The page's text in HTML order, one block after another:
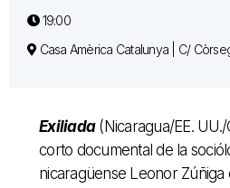
19:00
Casa Amèrica Catalunya | C/
Exiliada(Nicaragua/EE. UU./
corto documental de la
nicaragüense Leonor